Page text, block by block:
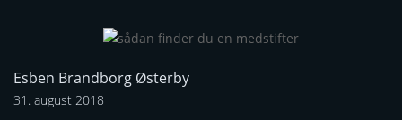
Esben Brandborg Østerby
31. august 2018